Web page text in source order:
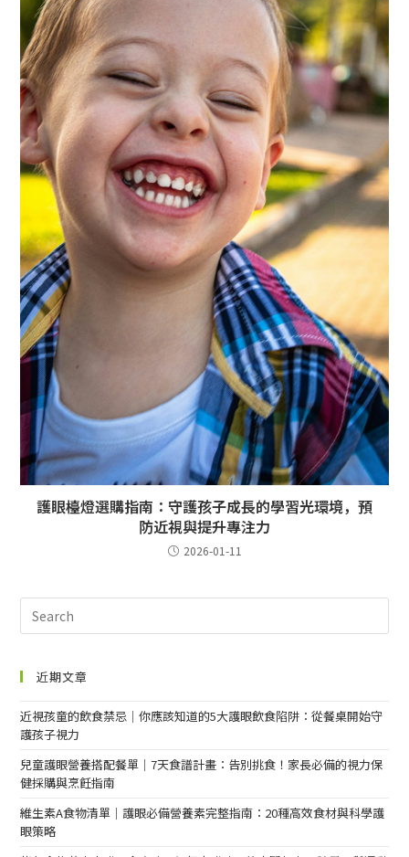
護眼檯燈選購指南：守護孩子成長的學習光環境，預
防近視與提升專注力
2026-01-11
近期文章
近視孩童的飲食禁忌｜你應該知道的5大護眼飲食陷阱：從餐桌開始守
護孩子視力
兒童護眼營養搭配餐單｜7天食譜計畫：告別挑食！家長必備的視力保
健採購與烹飪指南
維生素A食物清單｜護眼必備營養素完整指南：20種高效食材與科學護
眼策略